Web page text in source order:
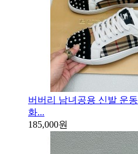
버버리 남녀공용 신발 운동
화...
185,000원